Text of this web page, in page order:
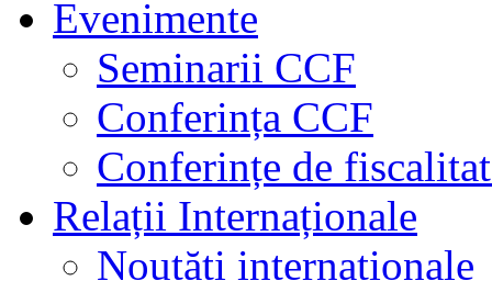
Evenimente
Seminarii CCF
Conferința CCF
Conferințe de
Relații Internaționale
Noutăți internaționale